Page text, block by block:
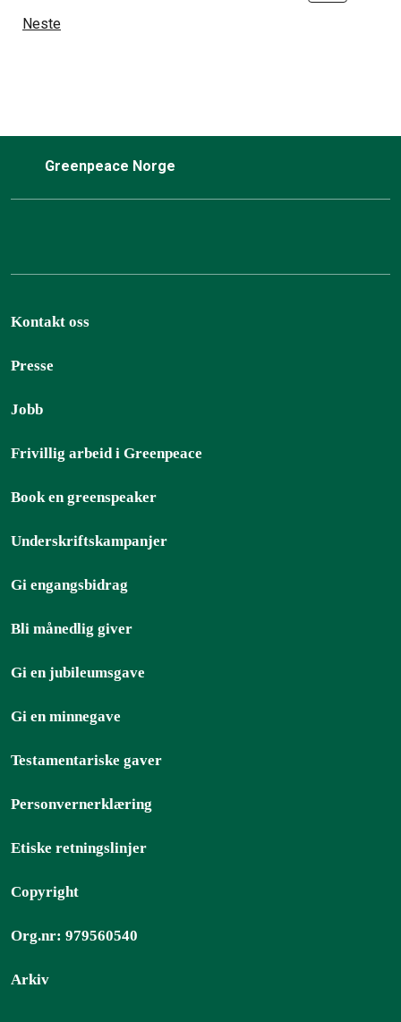
Neste
Greenpeace Norge
Kontakt oss
Presse
Jobb
Frivillig arbeid i Greenpeace
Book en greenspeaker
Underskriftskampanjer
Gi engangsbidrag
Bli månedlig giver
Gi en jubileumsgave
Gi en minnegave
Testamentariske gaver
Personvernerklæring
Etiske retningslinjer
Copyright
Org.nr: 979560540
Arkiv